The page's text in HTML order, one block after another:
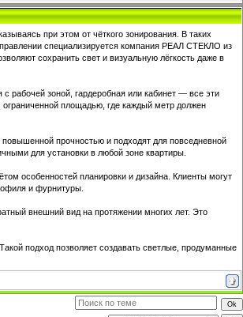
при этом от чёткого зонирования. В таких
специализируется компания РЕАЛ СТЕКЛО из
сохранить свет и визуальную лёгкость даже в
рабочей зоной, гардеробная или кабинет — все эти
ограниченной площадью, где каждый метр должен
прочностью и подходят для повседневной
для установки в любой зоне квартиры.
особенностей планировки и дизайна. Клиенты могут
и фурнитуры.
внешний вид на протяжении многих лет. Это
подход позволяет создавать светлые, продуманные